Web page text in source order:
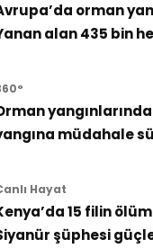
orman
alan 435 bin
müdahale
Hayat
15 filin
şüphesi